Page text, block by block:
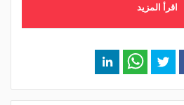
اقرأ المزيد